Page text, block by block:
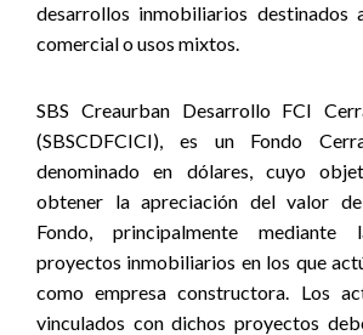
desarrollos inmobiliarios destinados
comercial o usos mixtos.
SBS Creaurban Desarrollo FCI
(SBSCDFCICI), es un Fondo
denominado en dólares, cuyo
obtener la apreciación del valor
Fondo, principalmente
proyectos inmobiliarios en los que
como empresa constructora. Los
vinculados con dichos proyectos